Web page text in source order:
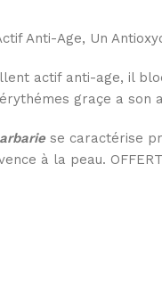
Anti-Age, Un
actif anti-age, il
graçe a
se caractérise
à la peau. OFFERT